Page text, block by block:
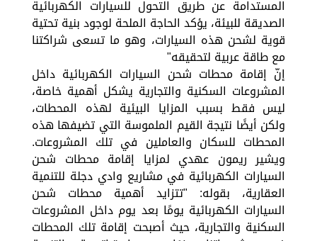
المستدامة عن طريق التحول للسيارات الكهربائية
الصديقة للبيئة، يؤكد الحاجة الملحة لوجود بنية تحتية
قوية لشحن هذه السيارات، وهو ما تسعى شراكتنا
مع طاقة عربية لتحقيقه"
إنّ إقامة محطات شحن السيارات الكهربائية داخل
المشروعات السكنية والتجارية يشكل أهمية خاصة،
ليس فقط بسبب المزايا البيئية لهذه المحطات،
ولكن أيضًا نتيجة القيم الملموسة التي تضيفها هذه
المحطات للسكان والعاملين في تلك المشروعات.
ويشير ريمون عهدي لمزايا إقامة محطات شحن
السيارات الكهربائية في مشاريع وادي دجلة للتنمية
العقارية، بقوله: "تتزايد أهمية محطات شحن
السيارات الكهربائية يومًا بعد يوم داخل المشروعات
السكنية والتجارية، حيث أصبحت إقامة تلك المحطات